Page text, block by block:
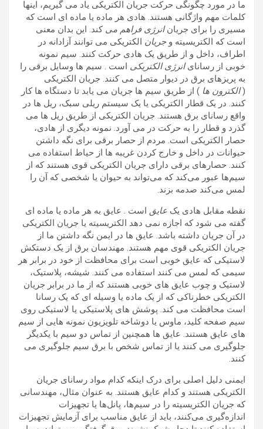
ما در مورد چگونگی حرکت جریان الکتریکی یاد می گیریم، اینها
کلمات مهم واژگانی هستند. هادی هر ماده یا ماده ای است که
مسیری را برای جریانانرژی فراهم می کند. این بدان معنی
است که الکتریسیته وجریان الکتریکی می توانند آزادانه در
اطراف، داخل و از طریق یک هادی حرکت کنند. سیم نمونه
خوبی از رسانایانرژی الکتریکی است . سیم ها وسایل برقی را
به پریزهای برق در دیوار متصل می کنند. جریان الکتریکی
(الکترون ها ) از طریق سیم ها جریان می یابد تا دستگاه ها کار
کنند. در یک قطار الکتریکی یا یک سیستم ریلی سبک، ریل ها در
واقع رسانای برق هستند. جریان الکتریکی از طریق ریل ها می
گذرد و قطار را به حرکت در می آورد. نمونه دیگری از هادی،
حصار الکتریکی است. مردم از حصار برقی برای نگه داشتن
حیوانات در داخل و خارج کردن غریبه ها از حیاط استفاده می
کنند. حصارهای برقی دارای جریان الکتریکی قوی هستند که از
سیم‌ها عبور می‌کند که می‌تواند به حیوان یا شخصی که آن را
لمس می‌کند صدمه بزند.
نقطه مقابل هادی یک عایق است . عایق به هر ماده یا ماده ای
گفته می شود که اجازه نمی دهد الکتریسیته یا جریان الکتریکی
در آن جریان داشته باشد. عایق ها در ایمن نگه داشتن ما از
جریان الکتریکی قوی مهم هستند. مهندسان برق از یک دستکش
لاستیکی که عایق خوبی است برای محافظت از خود در برابر هر
سیمی که لمس می کنند استفاده می کنند. شیشه، پلاستیک،
لاستیک و چوب عایق های خوبی هستند که از ما در برابر جریان
الکتریکی خطرناکی که از یک ماده یا وسیله ای که یک رسانا
است محافظت می کند. پوشش های پلاستیکی یا لاستیکی روی
سیم صفحه کلید، ماوس یا دوشاخه تلویزیون نمونه هایی از سیم
های عایق هستند. عایق ها همچنین از تماس دو سیم با یکدیگر
جلوگیری می کنند یا از تماس شخص با برق سیم جلوگیری می
کنند.
ایمنی دلیل اصلی برای درک اینکه کدام مواد رسانای جریان
الکتریکی هستند و کدام عایق هستند. به عنوان مثال، مهندسانی
که جریان الکتریسیته را در سیم‌ها، پانل‌ها یا تجهیزات
اندازه‌گیری می‌کنند، باید از عایق مناسب برای آزمایش تجهیزات